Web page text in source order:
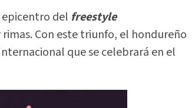
del freestyle
Con este triunfo, el hondureño
que se celebrará en el